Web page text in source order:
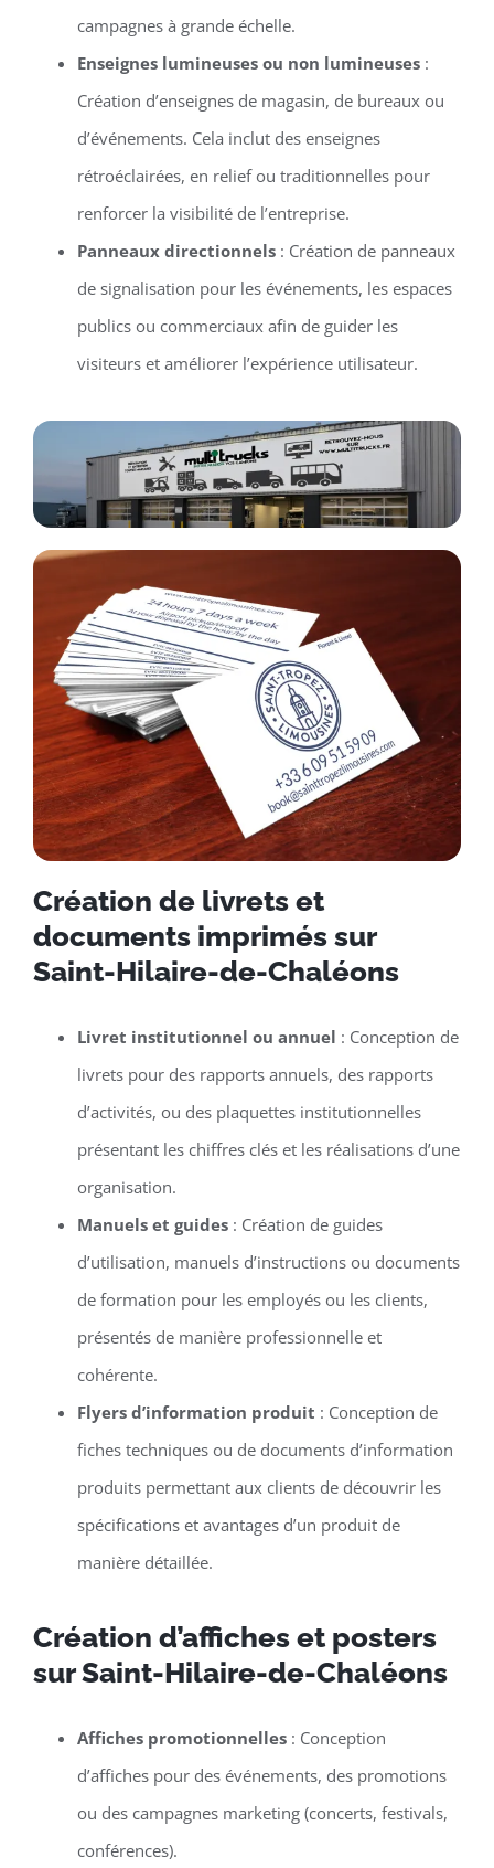
campagnes à grande échelle.
Enseignes lumineuses ou non lumineuses:
Création d’enseignes de magasin, de bureaux ou
d’événements. Cela inclut des enseignes
rétroéclairées, en relief ou traditionnelles pour
renforcer la visibilité de l’entreprise.
Panneaux directionnels: Création de panneaux
de signalisation pour les événements, les espaces
publics ou commerciaux afin de guider les
visiteurs et améliorer l’expérience utilisateur.
Création de livrets et
documents imprimés sur
Saint-Hilaire-de-Chaléons
Livret institutionnel ou annuel : Conception de
livrets pour des rapports annuels, des rapports
d’activités, ou des plaquettes institutionnelles
présentant les chiffres clés et les réalisations d’une
organisation.
Manuels et guides: Création de guides
d’utilisation, manuels d’instructions ou documents
de formation pour les employés ou les clients,
présentés de manière professionnelle et
cohérente.
Flyers d’information produit : Conception de
fiches techniques ou de documents d’information
produits permettant aux clients de découvrir les
spécifications et avantages d’un produit de
manière détaillée.
Création d’affiches et posters
sur Saint-Hilaire-de-Chaléons
Affiches promotionnelles: Conception
d’affiches pour des événements, des promotions
ou des campagnes marketing (concerts, festivals,
conférences).